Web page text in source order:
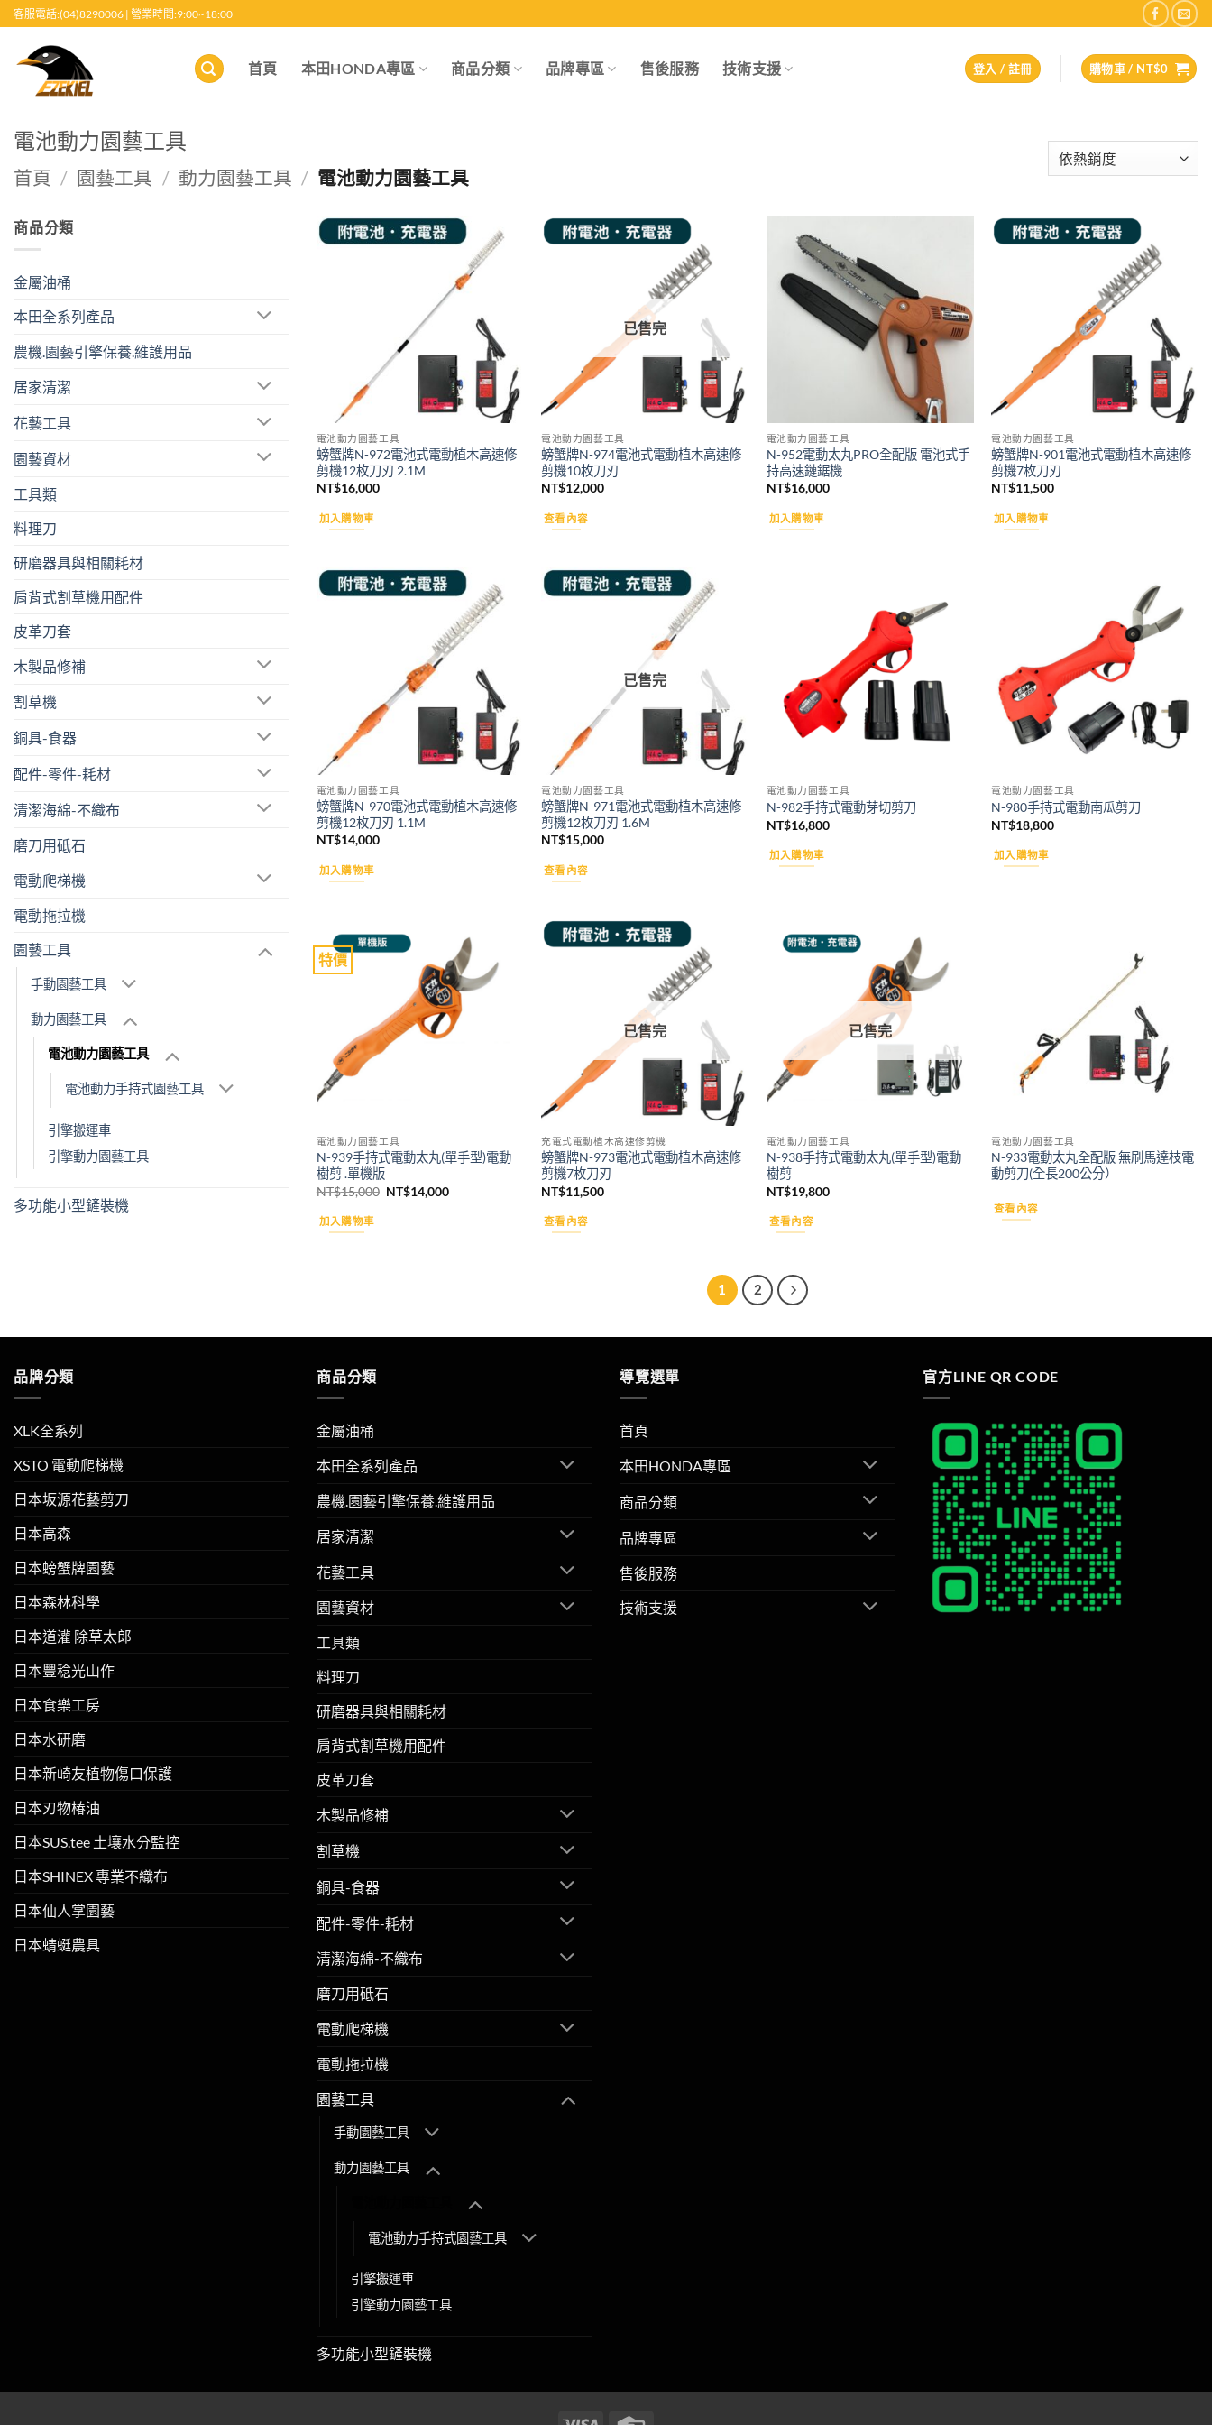
至
客服電話:(04)8290006 | 營業時間:9:00~18:00
首頁 本田HONDA專區 商品分類 品牌專區 售後服務 技術支援 登入 / 註冊 購物車 / NT$0
電池動力園藝工具
首頁 / 園藝工具 / 動力園藝工具 / 電池動力園藝工具
商品分類
金屬油桶
本田全系列產品
農機.園藝引擎保養.維護用品
居家清潔
花藝工具
園藝資材
工具類
料理刀
研磨器具與相關耗材
肩背式割草機用配件
皮革刀套
木製品修補
割草機
銅具-食器
配件-零件-耗材
清潔海綿-不織布
磨刀用砥石
電動爬梯機
電動拖拉機
園藝工具
手動園藝工具
動力園藝工具
電池動力園藝工具
電池動力手持式園藝工具
引擎搬運車
引擎動力園藝工具
多功能小型鏟裝機
Add to
電池動力園藝工具
螃蟹牌N-972電池式電動植木高速修
剪機12枚刀刃 2.1M
NT$16,000
加入購物車
Add to
wishlist
已售完
電池動力園藝工具
螃蟹牌N-974電池式電動植木高速修
剪機10枚刀刃
NT$12,000
查看內容
電池動力園藝工具
N-952電動太丸PRO全配版 電池式手
持高速鏈鋸機
NT$16,000
加入購物車
Add to
wishlist
電池動力園藝工具
螃蟹牌N-901電池式電動植木高速修
剪機7枚刀刃
NT$11,500
加入購物車
Add to
wishlist
電池動力園藝工具
螃蟹牌N-970電池式電動植木高速修
剪機12枚刀刃 1.1M
NT$14,000
加入購物車
已售完
電池動力園藝工具
螃蟹牌N-971電池式電動植木高速修
剪機12枚刀刃 1.6M
NT$15,000
查看內容
Add to
電池動力園藝工具
N-982手持式電動芽切剪刀
NT$16,800
加入購物車
Add to
wishlist
電池動力園藝工具
N-980手持式電動南瓜剪刀
NT$18,800
加入購物車
特價
Add to
wishlist
電池動力園藝工具
N-939手持式電動太丸(單手型)電動
樹剪 .單機版
NT$15,000 原
NT$14,000目
加入購物車
Add to
wishlist
已售完
充電式電動植木高速修剪機
螃蟹牌N-973電池式電動植木高速修
剪機7枚刀刃
NT$11,500
查看內容
Add to
wishlist
已售完
電池動力園藝工具
N-938手持式電動太丸(單手型)電動
樹剪
NT$19,800
查看內容
電池動力園藝工具
N-933電動太丸全配版 無 刷馬達枝電
動剪刀(全長200公分）
查看內容
1 2
品牌分類
XLK全系列
XSTO 電動爬梯機
日本坂源花藝剪刀
日本高森
日本螃蟹牌園藝
日本森林科學
日本道灌 除草太郎
日本豐稔光山作
日本食樂工房
日本水研磨
日本新崎友植物傷口保護
日本刃物椿油
日本SUS.tee 土壤水分監控
日本SHINEX 專業不織布
日本仙人掌園藝
日本蜻蜓農具
商品分類
金屬油桶
本田全系列產品
農機.園藝引擎保養.維護用品
居家清潔
花藝工具
園藝資材
工具類
料理刀
研磨器具與相關耗材
肩背式割草機用配件
皮革刀套
木製品修補
割草機
銅具-食器
配件-零件-耗材
清潔海綿-不織布
磨刀用砥石
電動爬梯機
電動拖拉機
園藝工具
手動園藝工具
動力園藝工具
電池動力手持式園藝工具
引擎搬運車
引擎動力園藝工具
多功能小型鏟裝機
導覽選單
首頁
本田HONDA專區
商品分類
品牌專區
售後服務
技術支援
官方LINE QR CODE